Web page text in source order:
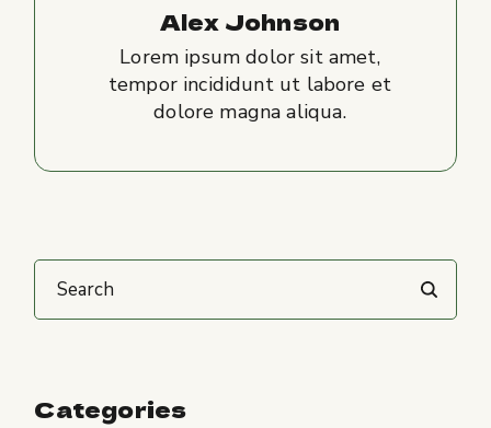
Alex Johnson
Lorem ipsum dolor sit amet,
tempor incididunt ut labore et
dolore magna aliqua.
Search
Categories